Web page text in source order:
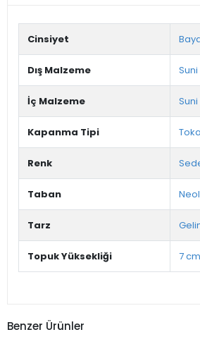
Cinsiyet
Dış Malzeme
İç Malzeme
Kapanma Tipi
Renk
Taban
Tarz
Topuk Yüksekliği 7 cm
Benzer Ürünler